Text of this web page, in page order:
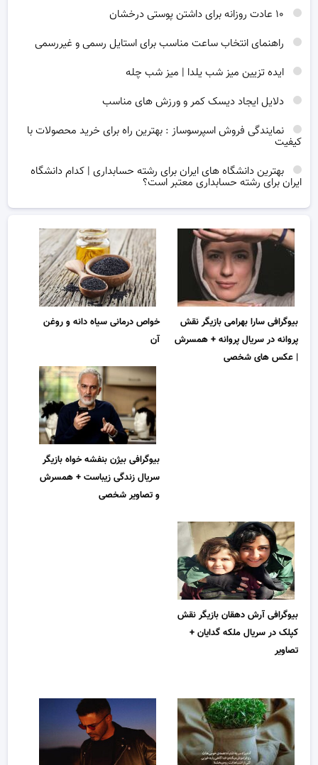
راهنمای انتخاب ساعت مناسب برای استایل رسمی و غیررسمی
ایده تزیین میز شب یلدا | میز شب چله
دلایل ایجاد دیسک کمر و ورزش های مناسب
نمایندگی فروش اسپرسوساز : بهترین راه برای خرید محصولات با
کیفیت
بهترین دانشگاه های ایران برای رشته حسابداری | کدام دانشگاه
ایران برای رشته حسابداری معتبر است؟
بیوگرافی سارا بهرامی بازیگر نقش
پروانه در سریال پروانه + همسرش
| عکس های شخصی
خواص درمانی سیاه دانه و روغن
آن
بیوگرافی بیژن بنفشه خواه بازیگر
سریال زندگی زیباست + همسرش
و تصاویر شخصی
بیوگرافی آرش دهقان بازیگر نقش
کپلک در سریال ملکه گدایان +
تصاویر